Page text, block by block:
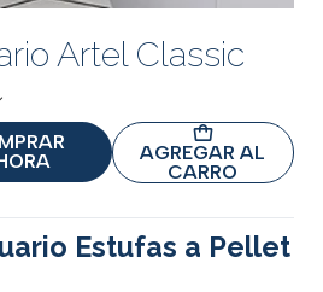
Artel Classic
AGREGAR AL
CARRO
Estufas a Pellet